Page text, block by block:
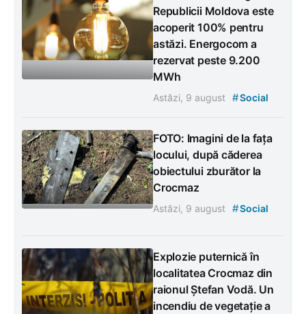
Republicii Moldova este
acoperit 100% pentru
astăzi. Energocom a
rezervat peste 9.200
MWh
Astăzi, 9 august #Social
FOTO: Imagini de la fața
locului, după căderea
obiectului zburător la
Crocmaz
Astăzi, 9 august #Social
Explozie puternică în
localitatea Crocmaz din
raionul Ștefan Vodă. Un
incendiu de vegetație a